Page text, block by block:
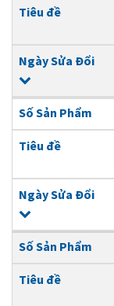
Tiêu đề
Ngày Sửa Đổi
Số Sản Phẩm
Tiêu đề
Ngày Sửa Đổi
Số Sản Phẩm
Tiêu đề